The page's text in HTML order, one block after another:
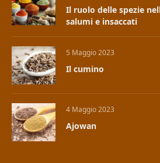
Il ruolo delle spezie
salumi e insaccati
5 Maggio 2023
Il cumino
4 Maggio 2023
Ajowan